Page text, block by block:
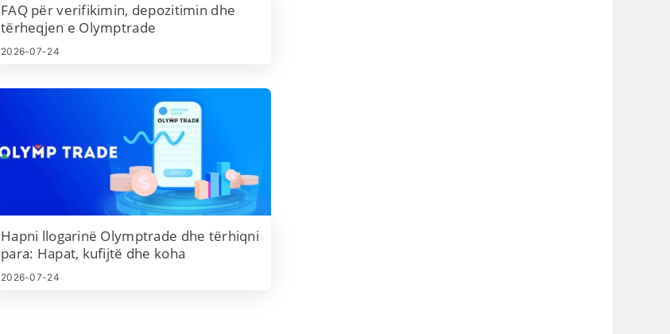
FAQ për verifikimin, depozitimin dhe
tërheqjen e Olymptrade
2026-07-24
Hapni llogarinë Olymptrade dhe tërhiqni
para: Hapat, kufijtë dhe koha
2026-07-24